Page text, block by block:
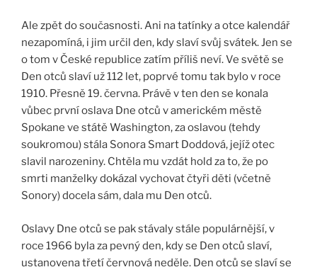
Ale zpět do současnosti. Ani na tatínky a otce kalendář
nezapomíná, i jim určil den, kdy slaví svůj svátek. Jen se
o tom v České republice zatím příliš neví. Ve světě se
Den otců slaví už 112 let, poprvé tomu tak bylo v roce
1910. Přesně 19. června. Právě v ten den se konala
vůbec první oslava Dne otců v americkém městě
Spokane ve státě Washington, za oslavou (tehdy
soukromou) stála Sonora Smart Doddová, jejíž otec
slavil narozeniny. Chtěla mu vzdát hold za to, že po
smrti manželky dokázal vychovat čtyři děti (včetně
Sonory) docela sám, dala mu Den otců.
Oslavy Dne otců se pak stávaly stále populárnější, v
roce 1966 byla za pevný den, kdy se Den otců slaví,
ustanovena třetí červnová neděle. Den otců se slaví se